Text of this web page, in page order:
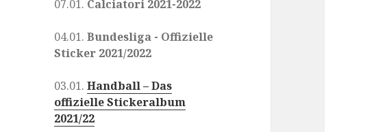
07.01. Calciatori 2021-2022
04.01.Bundesliga - Offizielle
Sticker 2021/2022
03.01.Handball – Das
offizielle Stickeralbum
2021/22